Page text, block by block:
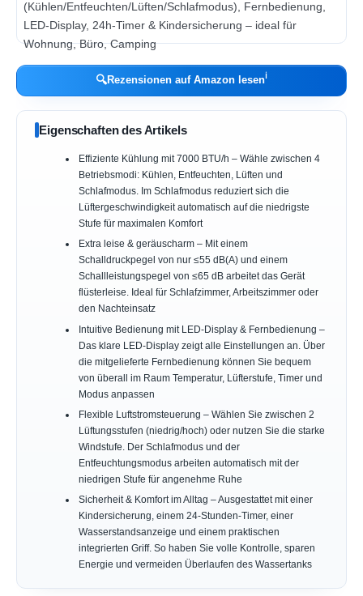
🔍Rezensionen auf Amazon lesenℹ︎
Eigenschaften des Artikels
Effiziente Kühlung mit 7000 BTU/h – Wähle zwischen 4
Betriebsmodi: Kühlen, Entfeuchten, Lüften und
Schlafmodus. Im Schlafmodus reduziert sich die
Lüftergeschwindigkeit automatisch auf die niedrigste
Stufe für maximalen Komfort
Extra leise & geräuscharm – Mit einem
Schalldruckpegel von nur ≤55 dB(A) und einem
Schallleistungspegel von ≤65 dB arbeitet das Gerät
flüsterleise. Ideal für Schlafzimmer, Arbeitszimmer oder
den Nachteinsatz
Intuitive Bedienung mit LED-Display & Fernbedienung –
Das klare LED-Display zeigt alle Einstellungen an. Über
die mitgelieferte Fernbedienung können Sie bequem
von überall im Raum Temperatur, Lüfterstufe, Timer und
Modus anpassen
Flexible Luftstromsteuerung – Wählen Sie zwischen 2
Lüftungsstufen (niedrig/hoch) oder nutzen Sie die starke
Windstufe. Der Schlafmodus und der
Entfeuchtungsmodus arbeiten automatisch mit der
niedrigen Stufe für angenehme Ruhe
Sicherheit & Komfort im Alltag – Ausgestattet mit einer
Kindersicherung, einem 24-Stunden-Timer, einer
Wasserstandsanzeige und einem praktischen
integrierten Griff. So haben Sie volle Kontrolle, sparen
Energie und vermeiden Überlaufen des Wassertanks